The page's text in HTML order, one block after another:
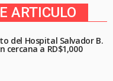
ARTICULO
del Hospital Salvador B.
cercana a RD$1,000